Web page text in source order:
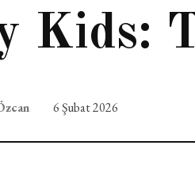
Kids:
6 Şubat 2026